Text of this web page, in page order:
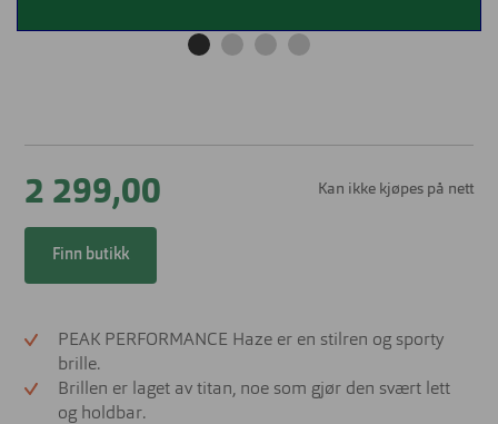
2 299,00 Kan ikke kjøpes på nett
Finn butikk
PEAK PERFORMANCE Haze er en stilren og sporty
brille.
Brillen er laget av titan, noe som gjør den svært lett
og holdbar.